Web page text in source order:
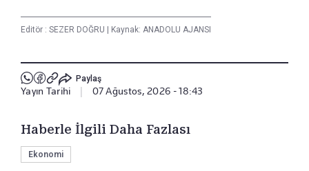
Editör : SEZER DOĞRU | Kaynak: ANADOLU AJANSI
Paylaş
Yayın Tarihi 07 Ağustos, 2026 - 18:43
Haberle İlgili Daha Fazlası
Ekonomi